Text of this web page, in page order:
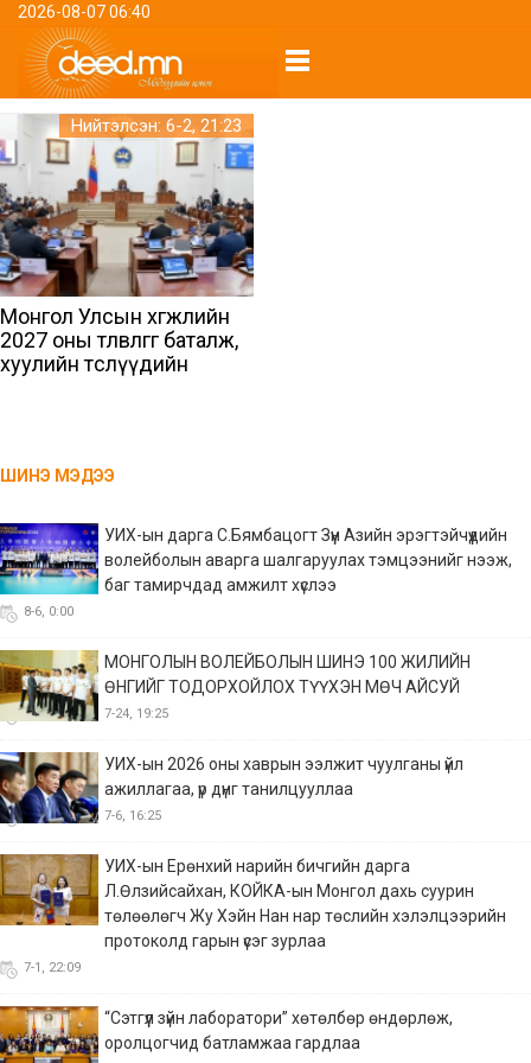
2026-08-07 06:40
Монгол Улсын хөгжлийн
2027 оны төлөвлөгөөг баталж,
хуулийн төслүүдийн
Нийтэлсэн: 6-2, 21:23
ШИНЭ МЭДЭЭ
УИХ-ын дарга С.Бямбацогт Зүүн Азийн эрэгтэйчүүдийн
волейболын аварга шалгаруулах тэмцээнийг нээж,
баг тамирчдад амжилт хүслээ
8-6, 0:00
МОНГОЛЫН ВОЛЕЙБОЛЫН ШИНЭ 100 ЖИЛИЙН
ӨНГИЙГ ТОДОРХОЙЛОХ ТҮҮХЭН МӨЧ АЙСУЙ
7-24, 19:25
УИХ-ын 2026 оны хаврын ээлжит чуулганы үйл
ажиллагаа, үр дүнг танилцууллаа
7-6, 16:25
УИХ-ын Ерөнхий нарийн бичгийн дарга
Л.Өлзийсайхан, КОЙКА-ын Монгол дахь суурин
төлөөлөгч Жу Хэйн Нан нар төслийн хэлэлцээрийн
протоколд гарын үсэг зурлаа
7-1, 22:09
“Сэтгүүл зүйн лаборатори” хөтөлбөр өндөрлөж,
оролцогчид батламжаа гардлаа